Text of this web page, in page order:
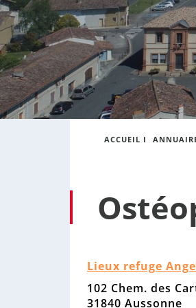
s
o
n
e
ACCUEIL I
Lieux refuge
102 Chem. des
31840 Aussonne